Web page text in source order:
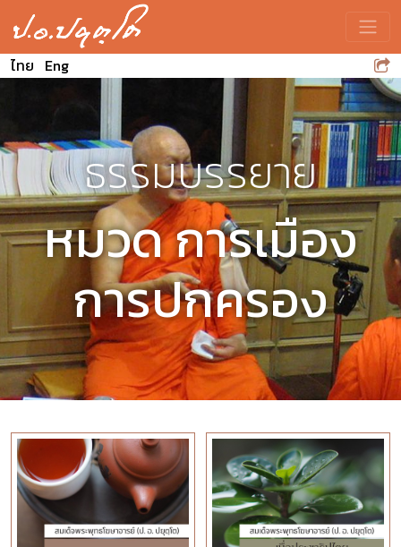
ไทย Eng
ธรรมบรรยาย
หมวด การเมือง
การปกครอง